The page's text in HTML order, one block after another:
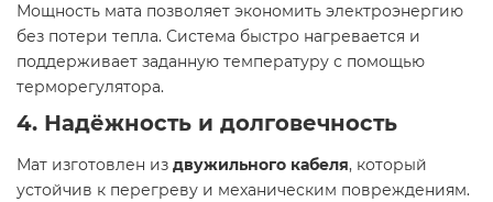
Мощность мата позволяет экономить электроэнергию
без потери тепла. Система быстро нагревается и
поддерживает заданную температуру с помощью
терморегулятора.
4. Надёжность и долговечность
Мат изготовлен из двужильного кабеля, который
устойчив к перегреву и механическим повреждениям.